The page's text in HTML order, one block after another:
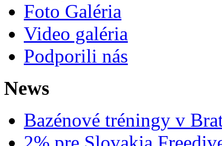
Foto Galéria
Video galéria
Podporili nás
News
Bazénové tréningy v